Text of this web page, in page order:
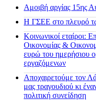
Αμοιβή αργίας 15ης
H ΓΣΕΕ στο πλευρό
Κοινωνικοί εταίροι:
Οικονομίας &
ευρώ του ημερήσιου
εργαζόμενων
Αποχαιρετούμε τον
μας τραγουδιού κι
πολιτική συνείδηση